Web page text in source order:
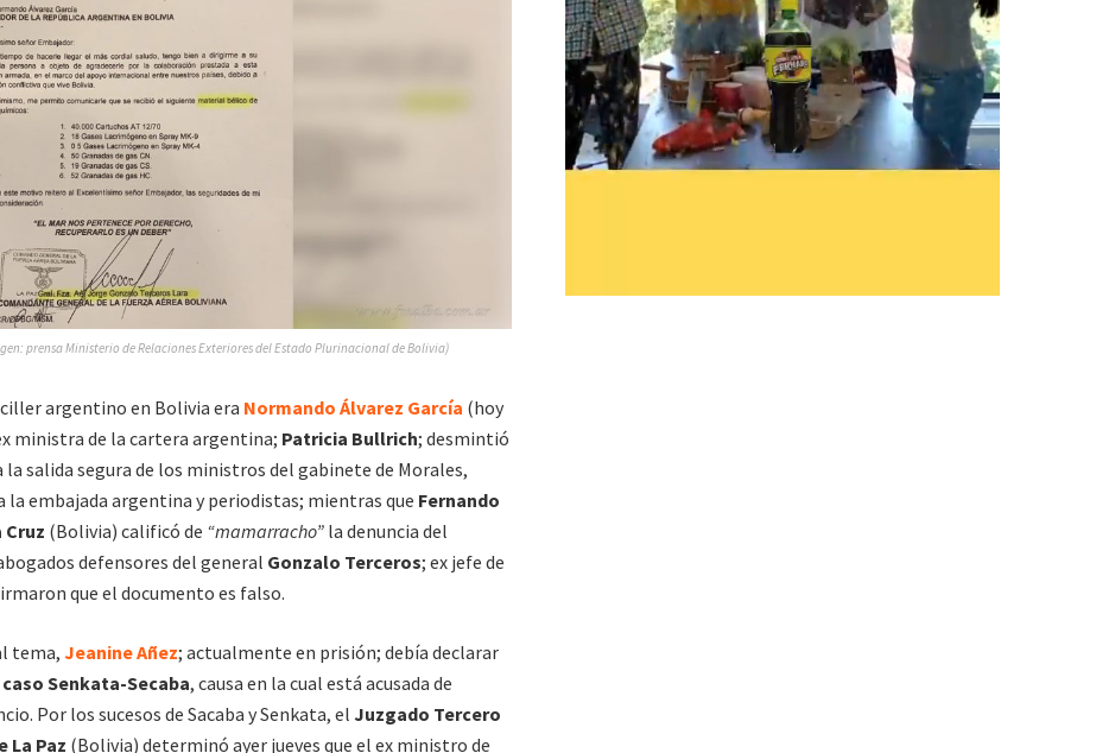
prensa Ministerio de Relaciones Exteriores del Estado Plurinacional de Bolivia)
argentino en Bolivia era Normando Álvarez García (hoy
ministra de la cartera argentina; Patricia Bullrich; desmintió
la salida segura de los ministros del gabinete de Morales,
la embajada argentina y periodistas; mientras que Fernando
(Bolivia) calificó de “mamarracho” la denuncia del
defensores del general Gonzalo Terceros; ex jefe de
que el documento es falso.
tema, Jeanine Añez; actualmente en prisión; debía declarar
caso Senkata-Secaba, causa en la cual está acusada de
Por los sucesos de Sacaba y Senkata, el Juzgado Tercero
La Paz (Bolivia) determinó ayer jueves que el ex ministro de